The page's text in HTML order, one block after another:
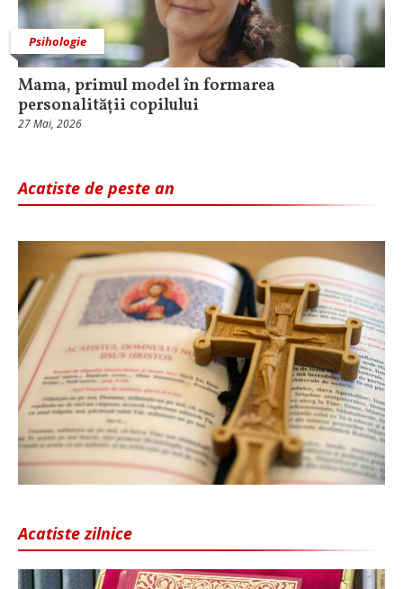
Psihologie
Mama, primul model în formarea
personalității copilului
27 Mai, 2026
Acatiste de peste an
Acatiste zilnice